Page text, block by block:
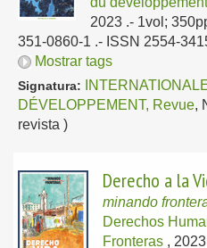
2023 .- 1vol;
351-0860-1 .- ISSN 2554-
Mostrar tags
Signatura:
DÉVELOPPEMENT, Revue,
revista )
Derecho a la
minando
Derechos
Fronteras , 2023